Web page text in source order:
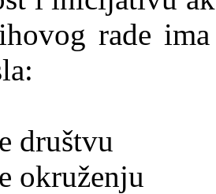
rade
društvu
okruženju